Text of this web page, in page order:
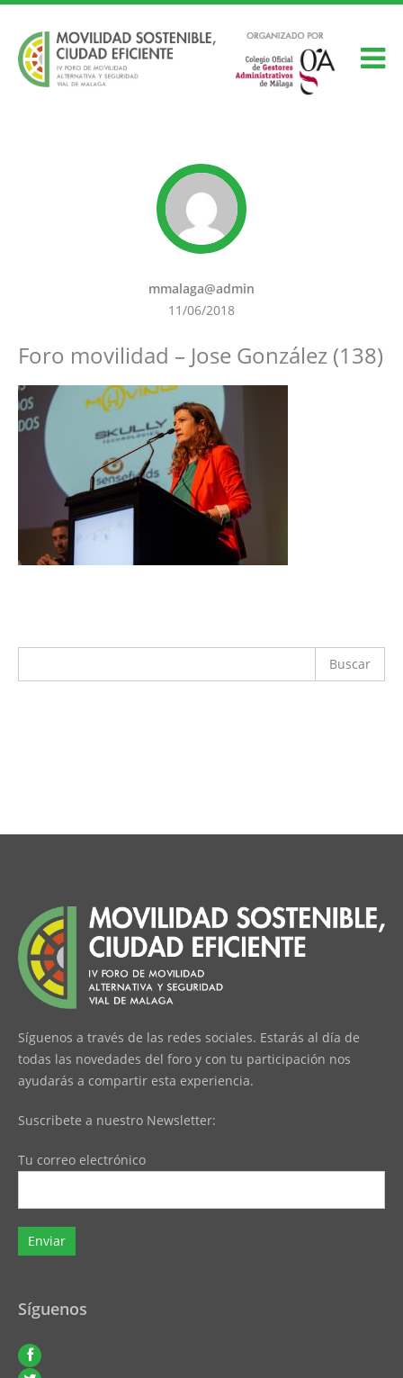
mmalaga@admin
11/06/2018
Foro movilidad – Jose González (138)
Síguenos a través de las redes sociales. Estarás al día de
todas las novedades del foro y con tu participación nos
ayudarás a compartir esta experiencia.
Suscribete a nuestro Newsletter:
Tu correo electrónico
Síguenos